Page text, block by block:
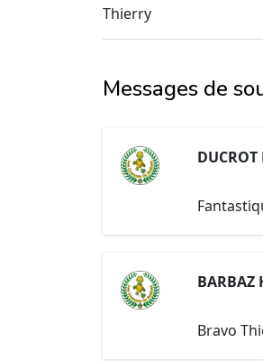
Thierry
Messages de
BARBAZ
Bravo